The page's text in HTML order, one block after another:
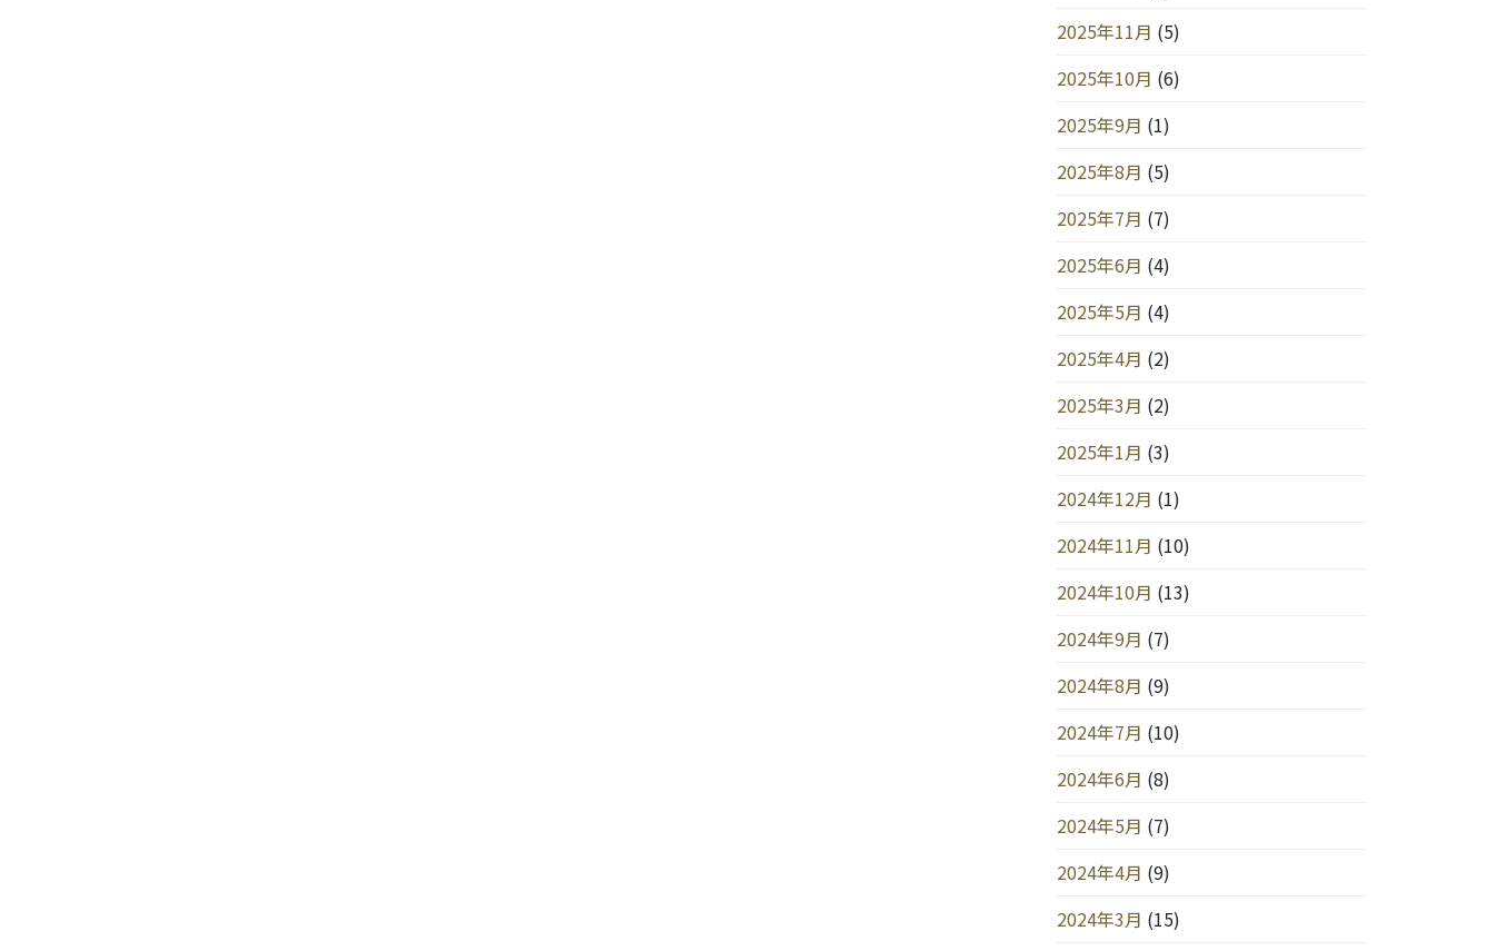
2025年11月 (5)
2025年10月 (6)
2025年9月 (1)
2025年8月 (5)
2025年7月 (7)
2025年6月 (4)
2025年5月 (4)
2025年4月 (2)
2025年3月 (2)
2025年1月 (3)
2024年12月 (1)
2024年11月 (10)
2024年10月 (13)
2024年9月 (7)
2024年8月 (9)
2024年7月 (10)
2024年6月 (8)
2024年5月 (7)
2024年4月 (9)
2024年3月 (15)